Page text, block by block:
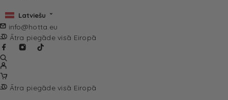
Latviešu
info@hotta.eu
Ātra piegāde visā Eiropā
Ātra piegāde visā Eiropā